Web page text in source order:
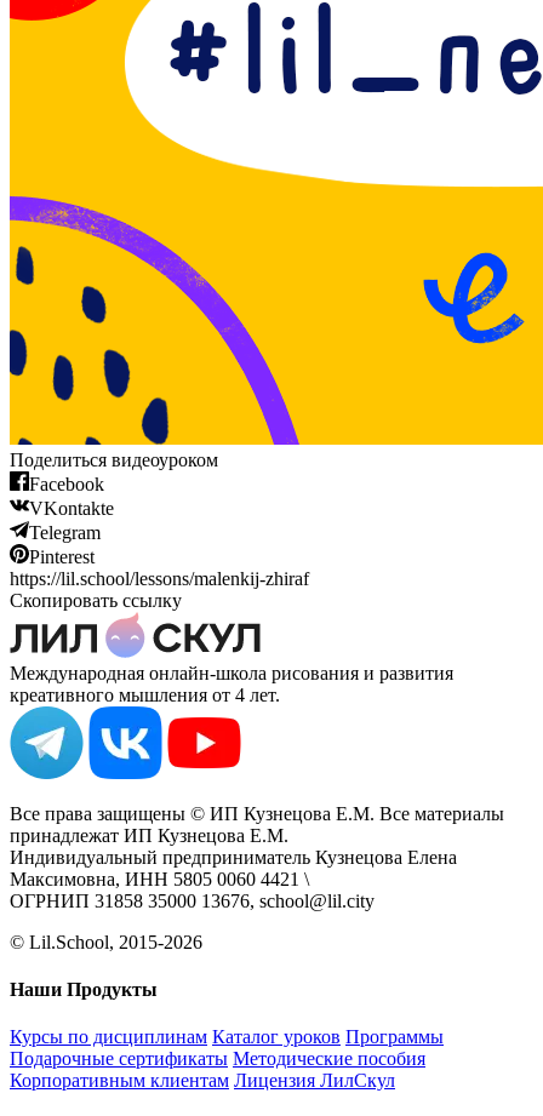
Поделиться видеоуроком
Facebook
VKontakte
Telegram
Pinterest
https://lil.school/lessons/malenkij-zhiraf
Скопировать ссылку
Международная онлайн-школа рисования и развития
креативного мышления от 4 лет.
Все права защищены © ИП Кузнецова Е.М. Все материалы
принадлежат ИП Кузнецова Е.М.
Индивидуальный предприниматель Кузнецова Елена
Максимовна, ИНН 5805 0060 4421 \
ОГРНИП 31858 35000 13676, school@lil.city
© Lil.School, 2015‐2026
Наши Продукты
Курсы по дисциплинам Каталог уроков Программы
Подарочные сертификаты Методические пособия
Корпоративным клиентам Лицензия ЛилСкул